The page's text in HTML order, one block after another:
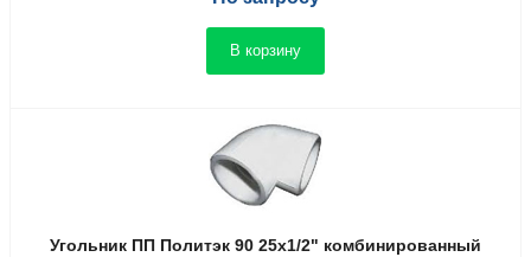
В корзину
Угольник ПП Политэк 90 25x1/2" комбинированный